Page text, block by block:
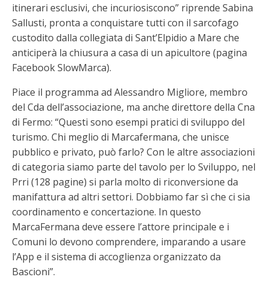
itinerari esclusivi, che incuriosiscono” riprende Sabina
Sallusti, pronta a conquistare tutti con il sarcofago
custodito dalla collegiata di Sant’Elpidio a Mare che
anticiperà la chiusura a casa di un apicultore (pagina
Facebook SlowMarca).
Piace il programma ad Alessandro Migliore, membro
del Cda dell’associazione, ma anche direttore della Cna
di Fermo: “Questi sono esempi pratici di sviluppo del
turismo. Chi meglio di Marcafermana, che unisce
pubblico e privato, può farlo? Con le altre associazioni
di categoria siamo parte del tavolo per lo Sviluppo, nel
Prri (128 pagine) si parla molto di riconversione da
manifattura ad altri settori. Dobbiamo far sì che ci sia
coordinamento e concertazione. In questo
MarcaFermana deve essere l’attore principale e i
Comuni lo devono comprendere, imparando a usare
l’App e il sistema di accoglienza organizzato da
Bascioni”.